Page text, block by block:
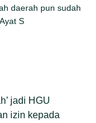
daerah pun sudah
S
jadi HGU
izin kepada